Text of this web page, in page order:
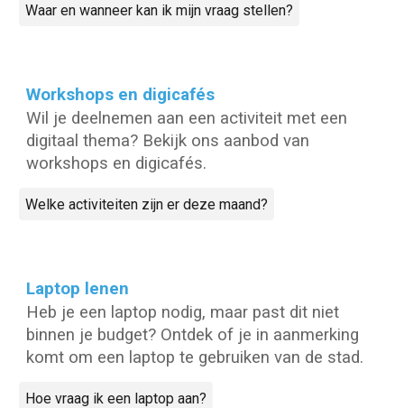
Waar en wanneer kan ik mijn vraag stellen?
Workshops en digicafés
Wil je deelnemen aan een activiteit met een
digitaal thema? Bekijk ons aanbod van
workshops en digicafés.
Welke activiteiten zijn er deze maand?
Laptop lenen
Heb je een laptop nodig, maar past dit niet
binnen je budget? Ontdek of je in aanmerking
komt om een laptop te gebruiken van de stad.
Hoe vraag ik een laptop aan?